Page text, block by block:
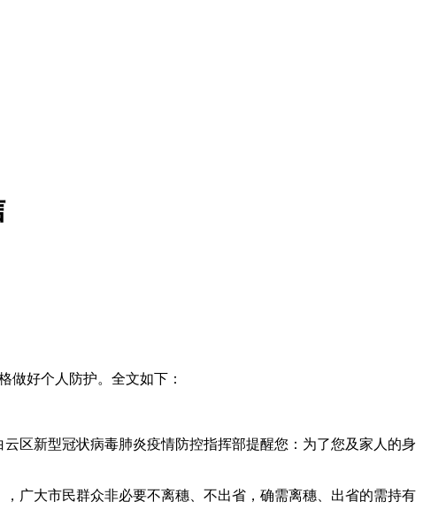
做好个人防护。全文如下：
区新型冠状病毒肺炎疫情防控指挥部提醒您：为了您及家人的身
广大市民群众非必要不离穗、不出省，确需离穗、出省的需持有